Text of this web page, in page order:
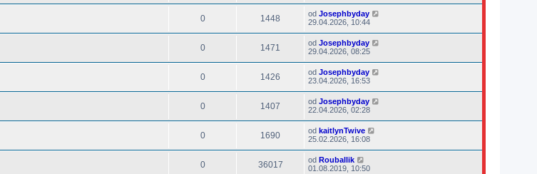
0 1448 od Josephbyday
29.04.2026, 10:44
0 1471 od Josephbyday
29.04.2026, 08:25
0 1426 od Josephbyday
23.04.2026, 16:53
0 1407 od Josephbyday
22.04.2026, 02:28
0 1690 od kaitlynTwive
25.02.2026, 16:08
0 36017 od Rouballik
01.08.2019, 10:50